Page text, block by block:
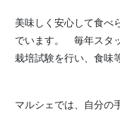
美味しく安心して食べ
でいます。 毎年スタ
栽培試験を行い、食味
マルシェでは、自分の